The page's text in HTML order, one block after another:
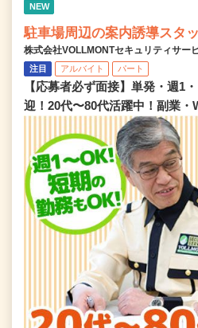
NEW
駐車場周辺の案内誘導スタ
株式会社VOLLMONTセキュリティサー
注目 アルバイト パート
【応募者必ず面接】単発・週1
迎！20代〜80代活躍中！副業・